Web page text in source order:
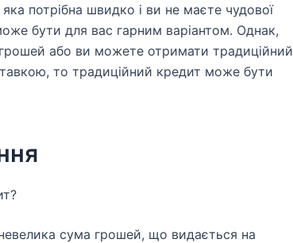
потрібна швидко і ви не маєте чудової
бути для вас гарним варіантом. Однак,
або ви можете отримати традиційний
то традиційний кредит може бути
сума грошей, що видається на